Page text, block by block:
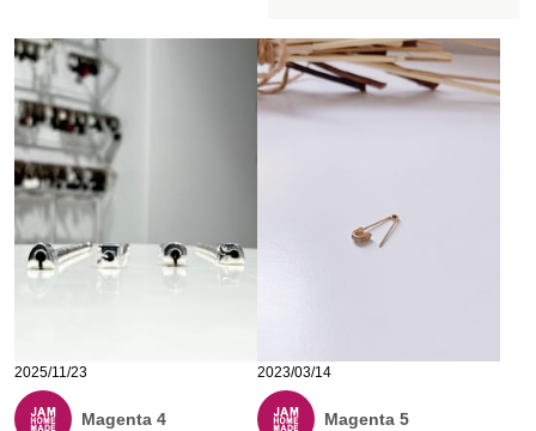
2025/11/23
Magenta 4
2023/03/14
Magenta 5